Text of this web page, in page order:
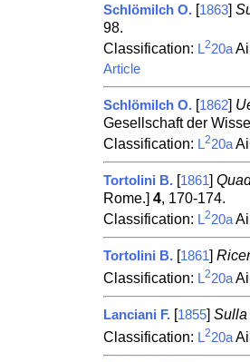
Schlömilch O. [1863]
98.
Classification: L220a
Article
Schlömilch O. [1862]
Gesellschaft der
Classification: L220a
Tortolini B. [1861]
Rome.] 4, 170-174.
Classification: L220a
Tortolini B. [1861]
Classification: L220a
Lanciani F. [1855] Sulla
Classification: L220a